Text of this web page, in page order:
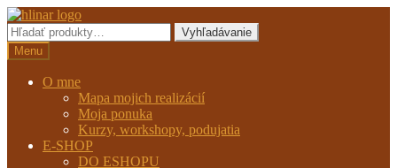
Preskočiť
na
navigáciu
Preskočiť
na
obsah
Hľadať:
Vyhľadávanie
Menu
O mne
Mapa mojich realizácií
Moja ponuka
Kurzy, workshopy, podujatia
E-SHOP
DO ESHOPU